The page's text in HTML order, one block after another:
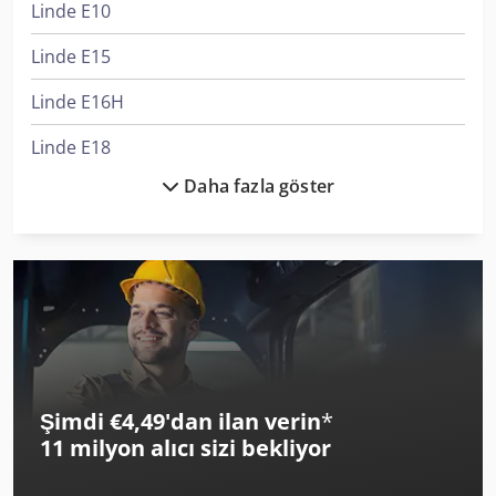
Linde E10
Linde E15
Linde E16H
Linde E18
Linde E30
Linde H14D
Linde H14T
Linde H16D
Daha fazla göster
Şimdi €4,49'dan ilan verin*
11 milyon alıcı sizi bekliyor